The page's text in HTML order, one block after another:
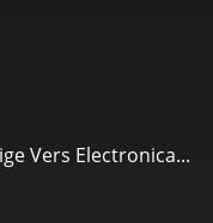
Vers Electronica...